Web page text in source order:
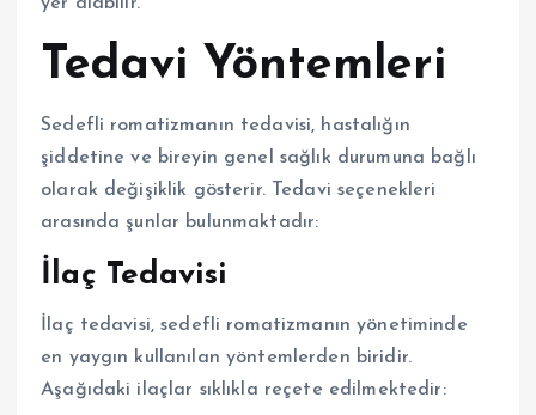
Tedavi Yöntemleri
Sedefli romatizmanın tedavisi, hastalığın
şiddetine ve bireyin genel sağlık durumuna bağlı
olarak değişiklik gösterir. Tedavi seçenekleri
arasında şunlar bulunmaktadır:
İlaç Tedavisi
İlaç tedavisi, sedefli romatizmanın yönetiminde
en yaygın kullanılan yöntemlerden biridir.
Aşağıdaki ilaçlar sıklıkla reçete edilmektedir: